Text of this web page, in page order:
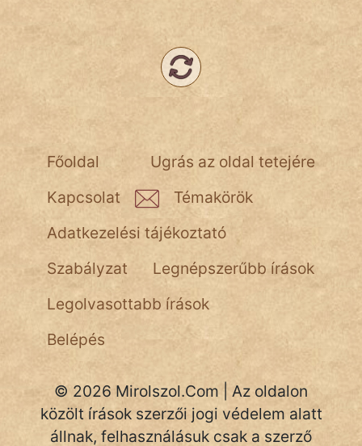
pszichopati
szegény legény
Hoffer Botond
szemfüles
Ugrás az oldal tetejére
Főoldal
Kapcsolat
Témakörök
Adatkezelési tájékoztató
Szabályzat
Legnépszerűbb írások
Legolvasottabb írások
Belépés
© 2026 Mirolszol.Com | Az oldalon
közölt írások szerzői jogi védelem alatt
állnak, felhasználásuk csak a szerző